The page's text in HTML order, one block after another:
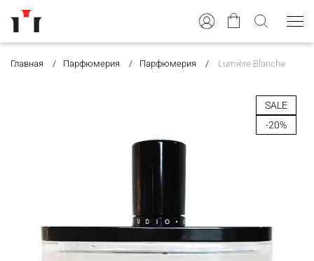
Главная Парфюмерия Парфюмерия Lumière Blanche
SALE
-20%